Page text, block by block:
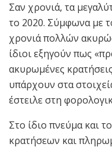
Σαν χρονιά, τα
το 2020. Σύμφωνα με
χρονιά πολλών
ίδιοι εξηγούν πως
ακυρωμένες
υπάρχουν στα
έστειλε στη
Στο ίδιο πνεύμα και
κρατήσεων και